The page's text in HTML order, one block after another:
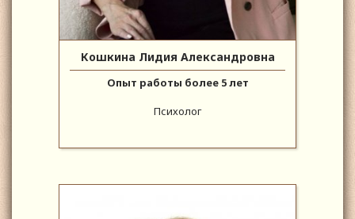
Кошкина Лидия Александровна
Опыт работы более 5 лет
Психолог